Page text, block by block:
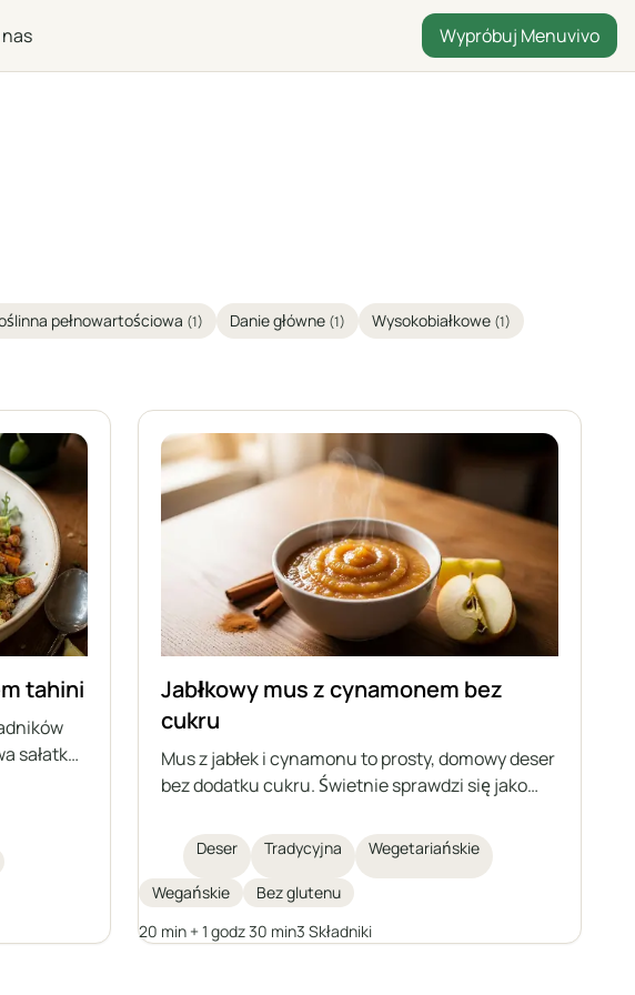
Wypróbuj Menuvivo
pełnowartościowa (1) Danie główne (1) Wysokobiałkowe (1)
tahini
sałatka,
Jabłkowy mus z cynamonem bez
cukru
Mus z jabłek i cynamonu to prosty, domowy deser
bez dodatku cukru. Świetnie sprawdzi się jako
go przygotować na zapas i przechowywać przez
dłuższy czas.
Deser Tradycyjna Wegetariańskie
Wegańskie
Bez glutenu
20 min + 1 godz 30 min3 Składniki